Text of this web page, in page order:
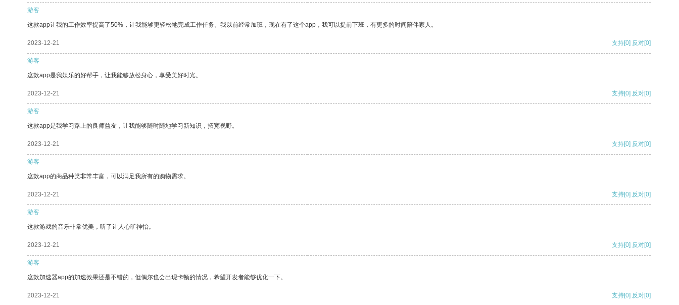
游客
这款app让我的工作效率提高了50%，让我能够更轻松地完成工作任务。我以前经常加班，现在有了这个app，我可以提前下班，有更多的时间陪伴家人。
2023-12-21 支持[0] 反对[0]
游客
这款app是我娱乐的好帮手，让我能够放松身心，享受美好时光。
2023-12-21 支持[0] 反对[0]
游客
这款app是我学习路上的良师益友，让我能够随时随地学习新知识，拓宽视野。
2023-12-21 支持[0] 反对[0]
游客
这款app的商品种类非常丰富，可以满足我所有的购物需求。
2023-12-21 支持[0] 反对[0]
游客
这款游戏的音乐非常优美，听了让人心旷神怡。
2023-12-21 支持[0] 反对[0]
游客
这款加速器app的加速效果还是不错的，但偶尔也会出现卡顿的情况，希望开发者能够优化一下。
2023-12-21 支持[0] 反对[0]